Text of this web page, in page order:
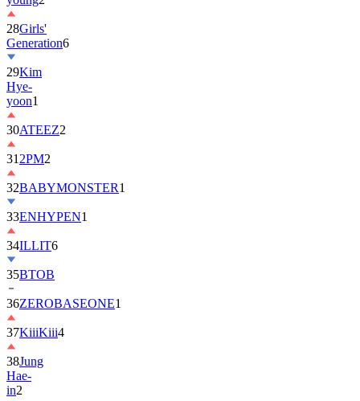
28Girls'
Generation6
29Kim
Hye-
yoon1
30ATEEZ2
31 2PM2
32BABYMONSTER1
33ENHYPEN1
34ILLIT6
35BTOB
36ZEROBASEONE1
37KiiiKiii4
38Jung
Hae-
in2